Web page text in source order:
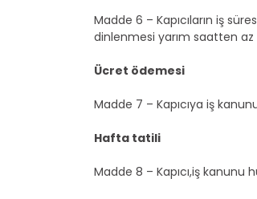
Madde 6 – Kapıcıların iş
dinlenmesi yarım saatten az
Ücret ödemesi
Madde 7 – Kapıcıya iş
Hafta tatili
Madde 8 – Kapıcı,iş